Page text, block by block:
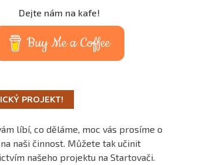
Dejte nám na kafe!
Buy Me a Coffee
PROJEKT!
líbí, co děláme, moc vás prosíme o
naši činnost. Můžete tak učinit
našeho projektu na Startovači.